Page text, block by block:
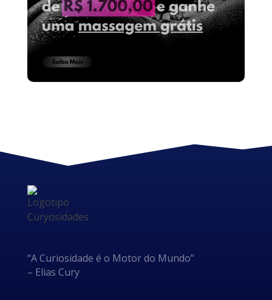
“A Curiosidade é o Motor do Mundo”
– Elias Cury